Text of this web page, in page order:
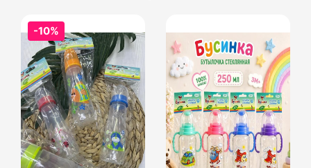
-10%